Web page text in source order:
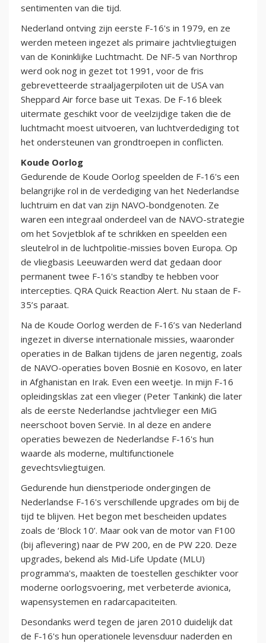
sentimenten van die tijd.
Nederland ontving zijn eerste F-16's in 1979, en ze
werden meteen ingezet als primaire jachtvliegtuigen
van de Koninklijke Luchtmacht. De NF-5 van Northrop
werd ook nog in gezet tot 1991, voor de fris
gebrevetteerde straaljagerpiloten uit de USA van
Sheppard Air force base uit Texas. De F-16 bleek
uitermate geschikt voor de veelzijdige taken die de
luchtmacht moest uitvoeren, van luchtverdediging tot
het ondersteunen van grondtroepen in conflicten.
Koude Oorlog
Gedurende de Koude Oorlog speelden de F-16's een
belangrijke rol in de verdediging van het Nederlandse
luchtruim en dat van zijn NAVO-bondgenoten. Ze
waren een integraal onderdeel van de NAVO-strategie
om het Sovjetblok af te schrikken en speelden een
sleutelrol in de luchtpolitie-missies boven Europa. Op
de vliegbasis Leeuwarden werd dat gedaan door
permanent twee F-16's standby te hebben voor
intercepties. QRA Quick Reaction Alert. Nu staan de F-
35’s paraat.
Na de Koude Oorlog werden de F-16’s van Nederland
ingezet in diverse internationale missies, waaronder
operaties in de Balkan tijdens de jaren negentig, zoals
de NAVO-operaties boven Bosnië en Kosovo, en later
in Afghanistan en Irak. Even een weetje. In mijn F-16
opleidingsklas zat een vlieger (Peter Tankink) die later
als de eerste Nederlandse jachtvlieger een MiG
neerschoot boven Servië. In al deze en andere
operaties bewezen de Nederlandse F-16's hun
waarde als moderne, multifunctionele
gevechtsvliegtuigen.
Gedurende hun dienstperiode ondergingen de
Nederlandse F-16's verschillende upgrades om bij de
tijd te blijven. Het begon met bescheiden updates
zoals de ‘Block 10’. Maar ook van de motor van F100
(bij aflevering) naar de PW 200, en de PW 220. Deze
upgrades, bekend als Mid-Life Update (MLU)
programma's, maakten de toestellen geschikter voor
moderne oorlogsvoering, met verbeterde avionica,
wapensystemen en radarcapaciteiten.
Desondanks werd tegen de jaren 2010 duidelijk dat
de F-16's hun operationele levensduur naderden en